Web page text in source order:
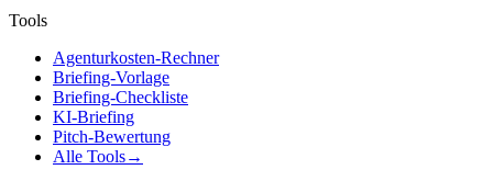
Tools
Agenturkosten-Rechner
Briefing-Vorlage
Briefing-Checkliste
KI-Briefing
Pitch-Bewertung
Alle Tools→